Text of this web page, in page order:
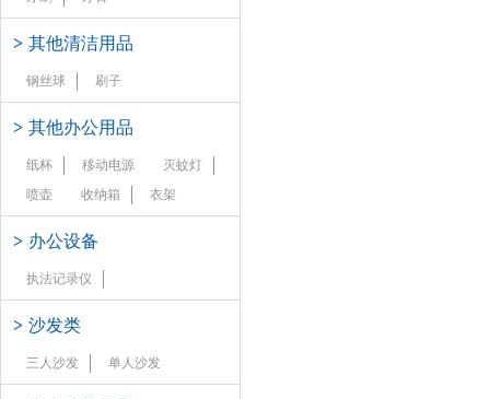
> 其他清洁用品
钢丝球 刷子
> 其他办公用品
纸杯 移动电源
灭蚊灯
喷壶
收纳箱 衣架
> 办公设备
执法记录仪
> 沙发类
三人沙发 单人沙发